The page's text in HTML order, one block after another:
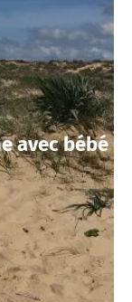
avec bébé